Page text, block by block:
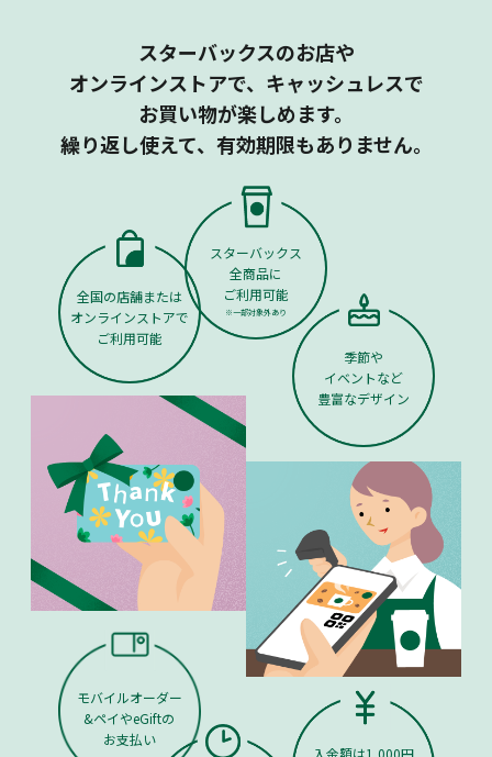
スターバックスのお店や
オンラインストアで、キャッシュレスで
お買い物が楽しめます。
繰り返し使えて、有効期限もありません。
季節や
イベントなど
豊富なデザイン
スターバックス
全商品に
ご利用可能
※一部対象外あり
全国の店舗または
オンラインストアで
ご利用可能
モバイルオーダー
&ペイやeGiftの
お支払い